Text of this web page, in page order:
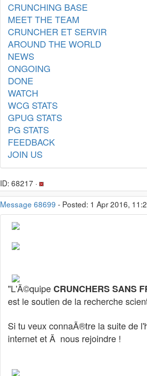
CRUNCHING BASE
MEET THE TEAM
CRUNCHER ET SERVIR
AROUND THE WORLD
NEWS
ONGOING
DONE
WATCH
WCG STATS
GPUG STATS
PG STATS
FEEDBACK
JOIN US
ID: 68217 ·
Message 68699 - Posted: 1 Apr 2016,
"L'Ã©quipeCRUNCHERS SANS
est le soutien de la recherche
Si tu veux connaÃ®tre la suite de
internet et Ã nous rejoindre !